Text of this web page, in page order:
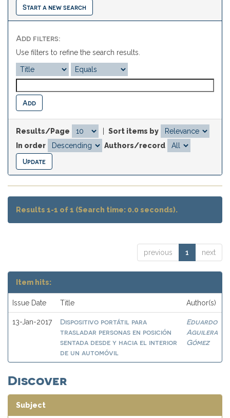
Start a new search
Add filters:
Use filters to refine the search results.
Results/Page
Sort items by
In order
Authors/record
Results 1-1 of 1 (Search time: 0.0 seconds).
previous 1 next
Item hits:
Issue Date Title Author(s)
13-Jan-2017
Dispositivo portátil para
trasladar personas en posición
sentada desde y hacia el interior
de un automóvil
Eduardo
Aguilera
Gómez
Discover
Subject